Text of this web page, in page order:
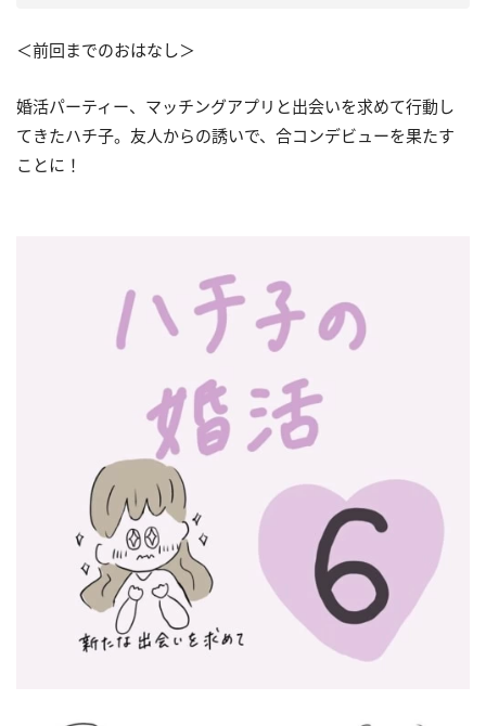
＜前回までのおはなし＞
婚活パーティー、マッチングアプリと出会いを求めて行動し
てきたハチ子。友人からの誘いで、合コンデビューを果たす
ことに！